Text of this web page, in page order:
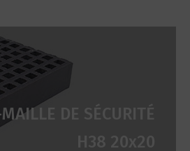
DE SÉCURITÉ